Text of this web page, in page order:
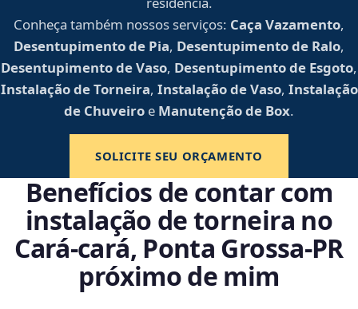
Conheça também nossos serviços: Caça Vazamento,
Desentupimento de Pia, Desentupimento de Ralo,
Desentupimento de Vaso, Desentupimento de Esgoto,
Instalação de Torneira, Instalação de Vaso, Instalação
de Chuveiro e Manutenção de Box.
SOLICITE SEU ORÇAMENTO
Benefícios de contar com
instalação de torneira no
Cará-cará, Ponta Grossa‑PR
próximo de mim